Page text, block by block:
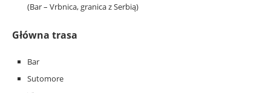
(Bar – Vrbnica, granica z Serbią)
Główna trasa
Bar
Sutomore